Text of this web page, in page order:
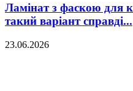
Ламінат з фаскою для
такий варіант справді...
23.06.2026